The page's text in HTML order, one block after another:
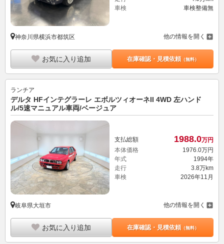
車検
車検整備無
神奈川県横浜市都筑区 他の情報を開く
お気に入り追加 在庫確認・見積依頼（無料）
ランチア
デルタ HFインテグラーレ エボルツィオーネII 4WD 左ハンド
ル/5速マニュアル車両/ベージュア
支払総額 1988.0万円
本体価格
1976. 0万円
年式
1994年
走行
3.8万km
車検
2026年11月
岐阜県大垣市 他の情報を開く
お気に入り追加 在庫確認・見積依頼（無料）